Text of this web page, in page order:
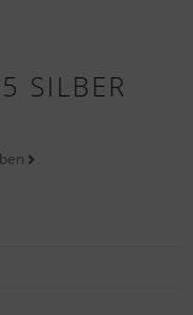
SILBER